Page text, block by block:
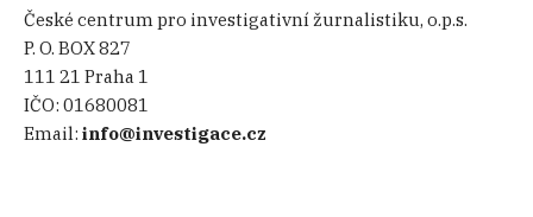
České centrum pro investigativní žurnalistiku, o.p.s.
P. O. BOX 827
111 21 Praha 1
IČO:01680081
Email:info@investigace.cz